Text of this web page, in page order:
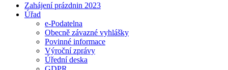
Zahájení prázdnin 2023
Úřad
e-Podatelna
Obecně závazné vyhlášky
Povinné informace
Výroční zprávy
Úřední deska